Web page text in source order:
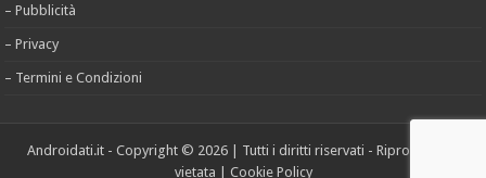
– Pubblicità
– Privacy
– Termini e Condizioni
Androidati.it - Copyright © 2026 | Tutti i diritti riservati - Riproduzione
vietata | Cookie Policy